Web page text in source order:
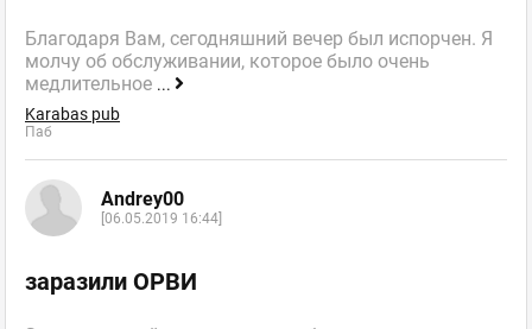
Благодаря Вам, сегодняшний вечер был испорчен. Я
молчу об обслуживании, которое было очень
медлительное ...
Karabas pub
Паб
Andrey00
[06.05.2019 16:44]
заразили ОРВИ